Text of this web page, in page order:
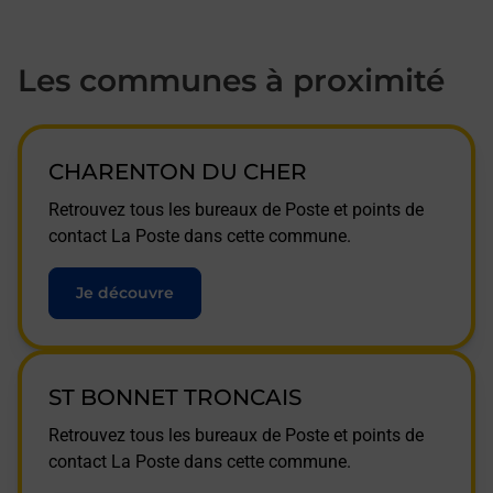
Les communes à proximité
CHARENTON DU CHER
Retrouvez tous les bureaux de Poste et points de
contact La Poste dans cette commune.
Je découvre
ST BONNET TRONCAIS
Retrouvez tous les bureaux de Poste et points de
contact La Poste dans cette commune.